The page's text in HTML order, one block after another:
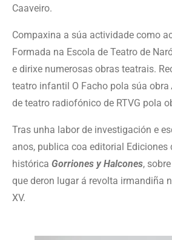
Caaveiro.
Compaxina a súa actividade como
Formada na Escola de Teatro de
e dirixe numerosas obras teatrais.
teatro infantil O Facho pola súa obra
de teatro radiofónico de RTVG pola
Tras unha labor de investigación e
anos, publica coa editorial Ediciones
histórica Gorriones y Halcones,
que deron lugar á revolta irmandiña
XV.